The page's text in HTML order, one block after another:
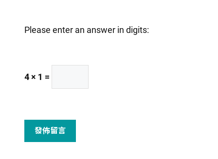
Please enter an answer in digits:
4 × 1 =